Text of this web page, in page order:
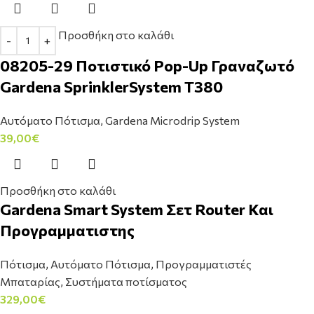
Προσθήκη στο καλάθι
08205-29 Ποτιστικό Pop-Up Γραναζωτό
Gardena SprinklerSystem T380
Αυτόματο Πότισμα, Gardena Microdrip System
39,00€
Προσθήκη στο καλάθι
Gardena Smart System Σετ Router Και
Προγραμματιστης
Πότισμα, Αυτόματο Πότισμα, Προγραμματιστές
Μπαταρίας, Συστήματα ποτίσματος
329,00€